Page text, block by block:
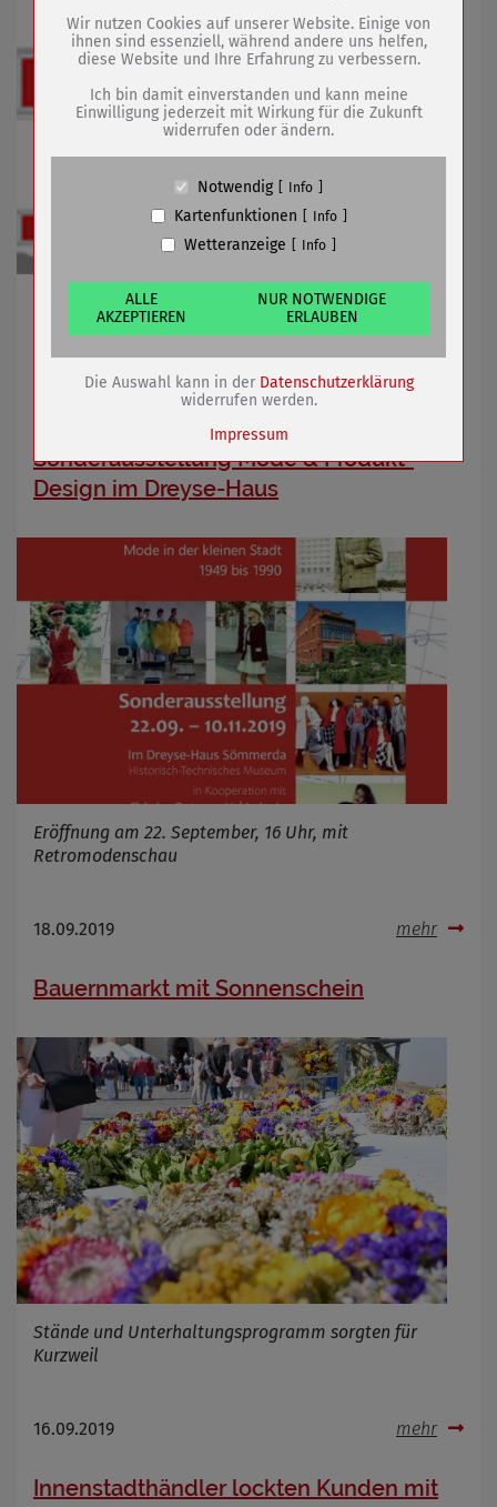
Zufahrt von B 176 Richtung Rathaus im Bereich
Weißenseer Straße halbseitig gesperrt
Sonderausstellung Mode & Produkt-
Design im Dreyse-Haus
Eröffnung am 22. September, 16 Uhr, mit
Retromodenschau
18.09.2019 mehr
Bauernmarkt mit Sonnenschein
Stände und Unterhaltungsprogramm sorgten für
Kurzweil
16.09.2019 mehr
Innenstadthändler lockten Kunden mit
Name
PHP Session Cookie
Anbieter
Eigentümer dieser Website (Wenko-
Wenselaar GmbH & Co. KG)
Absicherung Kontaktformular / SPAM
Cookiespeicherung Entscheidungscookie
Anbieter
Eigentümer dieser Website (Wenko-
Wenselaar GmbH & Co. KG)
Zweck
Speichert die Einstellungen der Besucher
bezüglich der Speicherung von Cookies.
Cookie Name
dywc
Cookie Laufzeit
1 Jahr
Name
Cookies die bei der Verwendung von
Anbieter
Marketing/Tracking
Cookie Laufzeit
Cookies die bei der Verwendung von
OpenWeatherAPI gesetzt werden
Cookie Laufzeit
Wir nutzen Cookies auf unserer Website. Einige von
ihnen sind essenziell, während andere uns helfen,
diese Website und Ihre Erfahrung zu verbessern.
Ich bin damit einverstanden und kann meine
Einwilligung jederzeit mit Wirkung für die Zukunft
widerrufen oder ändern.
Notwendig Info
Kartenfunktionen Info
Wetteranzeige Info
ALLE
AKZEPTIEREN
NUR NOTWENDIGE
ERLAUBEN
Die Auswahl kann in der Datenschutzerklärung
widerrufen werden.
Impressum